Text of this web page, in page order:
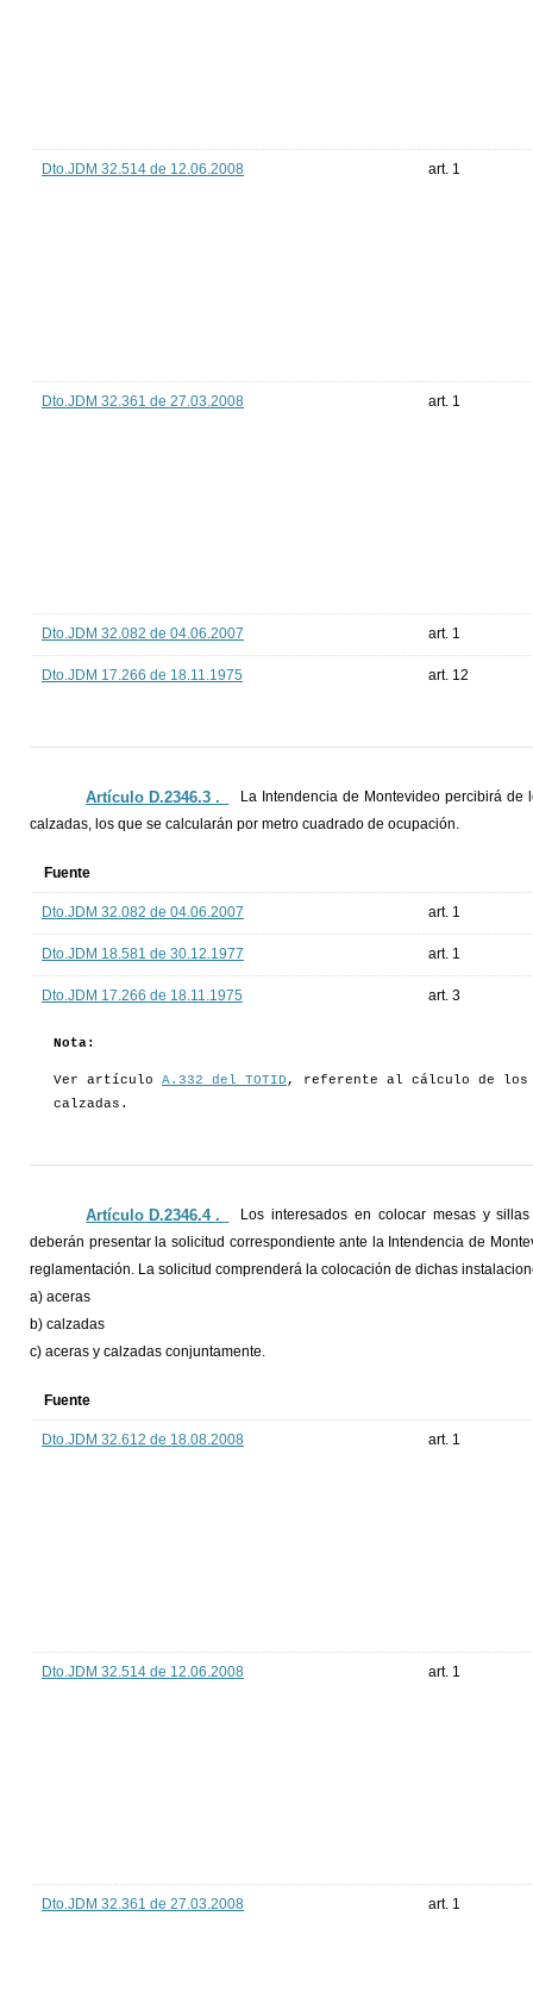
Dto.JDM 32.514 de 12.06.2008 art. 1
Dto.JDM 32.361 de 27.03.2008 art. 1
Dto.JDM 32.082 de 04.06.2007 art. 1
Dto.JDM 17.266 de 18.11.1975 art. 12
Artículo D.2346.3 ._
La Intendencia de Montevideo percibirá
calzadas, los que se calcularán por metro cuadrado de ocupación.
Fuente
Dto.JDM 32.082 de 04.06.2007 art. 1
Dto.JDM 18.581 de 30.12.1977 art. 1
Dto.JDM 17.266 de 18.11.1975 art. 3
Nota:
Ver artículo A.332 del TOTID , referente al cálculo de los
calzadas.
Artículo D.2346.4 ._
Los interesados en colocar mesas y
deberán presentar la solicitud correspondiente ante la Intendencia de
reglamentación. La solicitud comprenderá la colocación de dichas
a) aceras
b) calzadas
c) aceras y calzadas conjuntamente.
Fuente
Dto.JDM 32.612 de 18.08.2008 art. 1
Dto.JDM 32.514 de 12.06.2008 art. 1
Dto.JDM 32.361 de 27.03.2008 art. 1